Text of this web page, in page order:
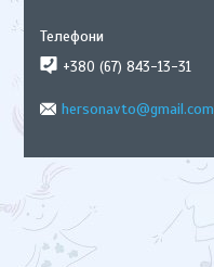
+380 (67) 843-13-31
hersonavto@gmail.com